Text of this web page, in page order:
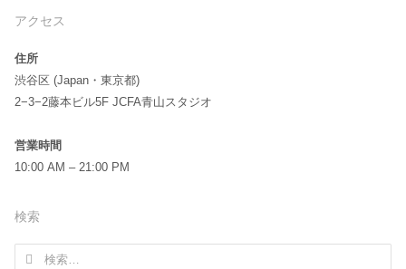
アクセス
住所
渋谷区 (Japan・東京都)
2−3−2藤本ビル5F JCFA青山スタジオ
営業時間
10:00 AM – 21:00 PM
検索